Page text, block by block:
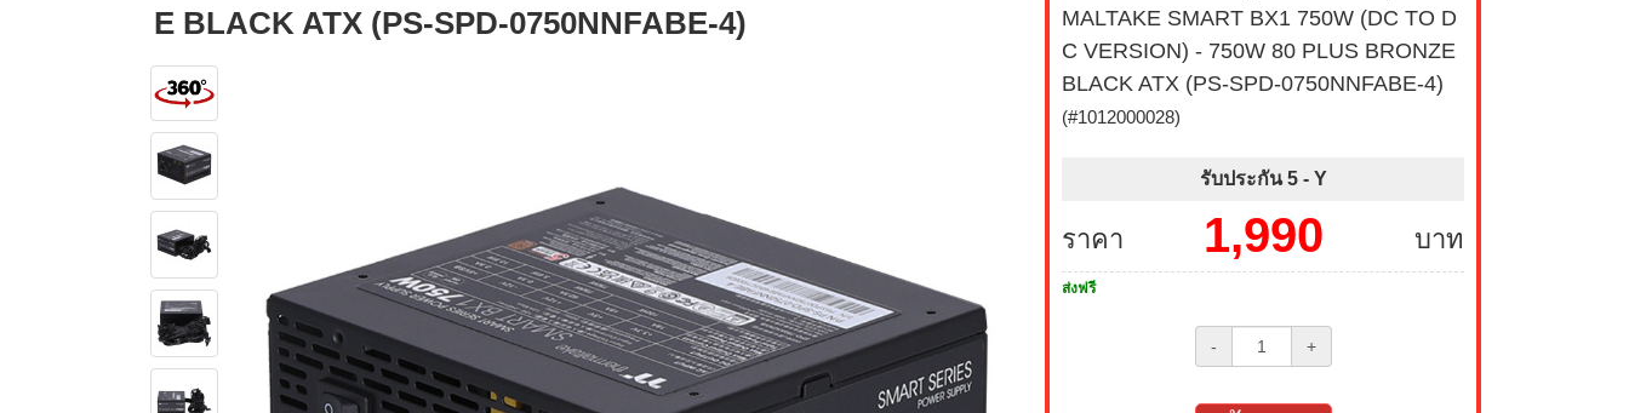
E BLACK ATX (PS-SPD-0750NNFABE-4)
MALTAKE SMART BX1 750W (DC TO D
C VERSION) - 750W 80 PLUS BRONZE
BLACK ATX (PS-SPD-0750NNFABE-4)
(#1012000028)
รับประกัน 5 - Y
ราคา บาท
1,990
ส่งฟรี
- +